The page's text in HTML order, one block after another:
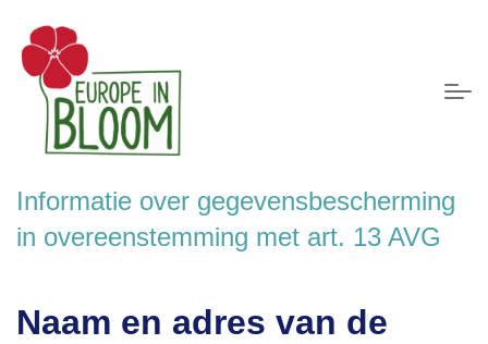
Informatie over gegevensbescherming
in overeenstemming met art. 13 AVG
Naam en adres van de